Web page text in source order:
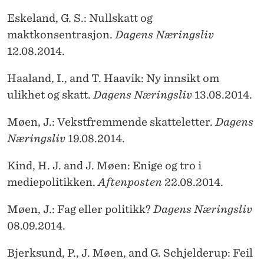
Eskeland, G. S.: Nullskatt og
maktkonsentrasjon. Dagens Næringsliv
12.08.2014.
Haaland, I., and T. Haavik: Ny innsikt om
ulikhet og skatt. Dagens Næringsliv 13.08.2014.
Møen, J.: Vekstfremmende skatteletter. Dagens
Næringsliv 19.08.2014.
Kind, H. J. and J. Møen: Enige og tro i
mediepolitikken. Aftenposten 22.08.2014.
Møen, J.: Fag eller politikk? Dagens Næringsliv
08.09.2014.
Bjerksund, P., J. Møen, and G. Schjelderup: Feil